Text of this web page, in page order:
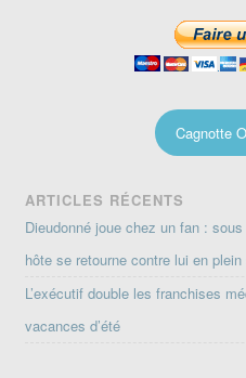
Cagnotte
ARTICLES RÉCENTS
Dieudonné joue chez un fan :
hôte se retourne contre lui en
L’exécutif double les franchises
vacances d’été